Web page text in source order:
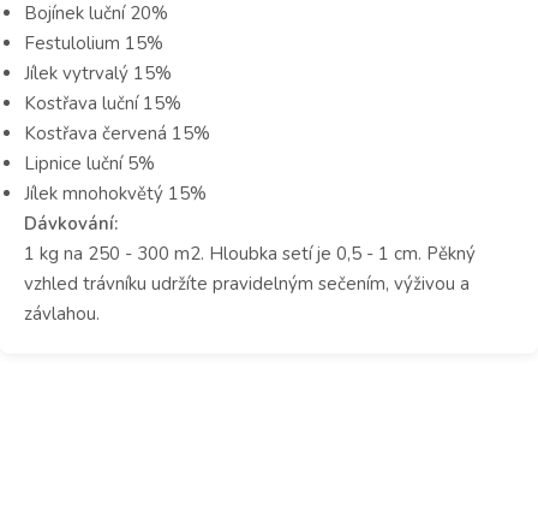
Bojínek luční 20%
Festulolium 15%
Jílek vytrvalý 15%
Kostřava luční 15%
Kostřava červená 15%
Lipnice luční 5%
Jílek mnohokvětý 15%
Dávkování:
1 kg na 250 - 300 m2. Hloubka setí je 0,5 - 1 cm. Pěkný
vzhled trávníku udržíte pravidelným sečením, výživou a
závlahou.